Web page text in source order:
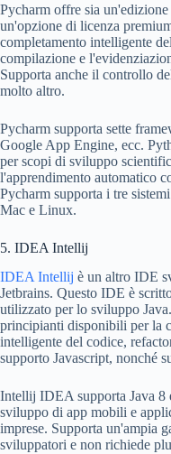
Pycharm offre sia
un'opzione di licenza
completamento intelligente
compilazione e
Supporta anche il controllo
molto altro.
Pycharm supporta sette
Google App Engine, ecc.
per scopi di sviluppo
l'apprendimento automatico
Pycharm supporta i tre
Mac e Linux.
5. IDEA Intellij
IDEA Intellij è un altro IDE
Jetbrains. Questo IDE è
utilizzato per lo sviluppo
principianti disponibili per la
intelligente del codice,
supporto Javascript, nonché
Intellij IDEA supporta Java 8
sviluppo di app mobili e
imprese. Supporta un'ampia
sviluppatori e non richiede